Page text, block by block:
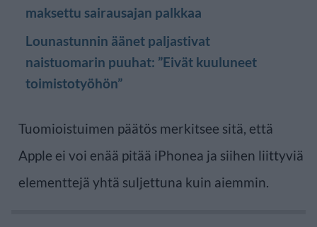
maksettu sairausajan palkkaa
Lounastunnin äänet paljastivat
naistuomarin puuhat: ”Eivät kuuluneet
toimistotyöhön”
Tuomioistuimen päätös merkitsee sitä, että
Apple ei voi enää pitää iPhonea ja siihen liittyviä
elementtejä yhtä suljettuna kuin aiemmin.